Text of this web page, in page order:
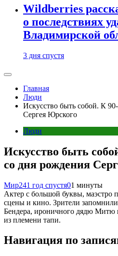
Wildberries
о последствиях
Владимирской
3 дня спустя
Главная
Люди
Искусство быть собой. К
Сергея Юрского
Люди
Искусство быть
со дня рождения
Мир241 год спустя01 минуты
Актер с большой буквы, маэстро
сцены и кино. Зрители
Бендера, ироничного дядю Митю
из племени тапи.
Навигация по